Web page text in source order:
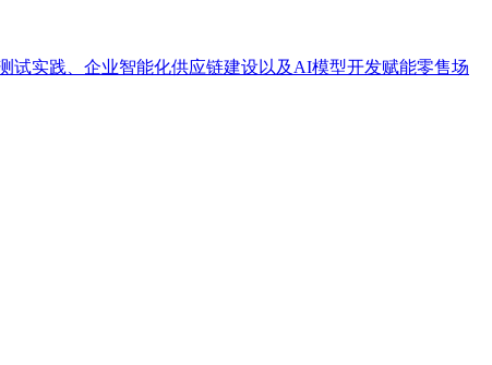
试实践、企业智能化供应链建设以及AI模型开发赋能零售场